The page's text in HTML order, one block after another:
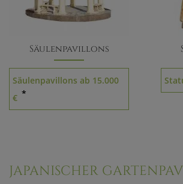
Säulenpavillons
Säulenpavillons ab 15.000
€ *
JAPANISCHER